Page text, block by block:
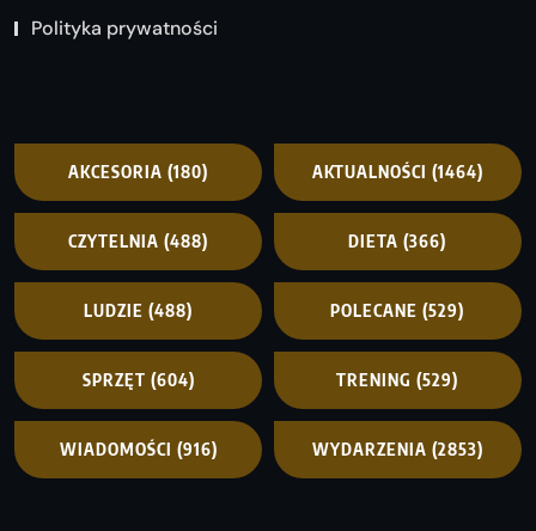
Polityka prywatności
AKCESORIA (180) AKTUALNOŚCI (1464)
CZYTELNIA (488) DIETA (366)
LUDZIE (488) POLECANE (529)
SPRZĘT (604) TRENING (529)
WIADOMOŚCI (916) WYDARZENIA (2853)